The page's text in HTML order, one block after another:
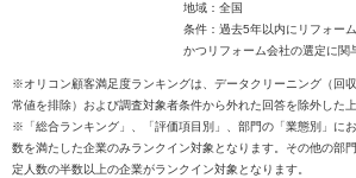
地域：全国
条件：過去5年以内にリフォー
かつリフォーム会社の選定に関
※オリコン顧客満足度ランキングは、データクリーニング（回
常値を排除）および調査対象者条件から外れた回答を除外した
※「総合ランキング」、「評価項目別」、部門の「業態別」に
数を満たした企業のみランクイン対象となります。その他の部
定人数の半数以上の企業がランクイン対象となります。